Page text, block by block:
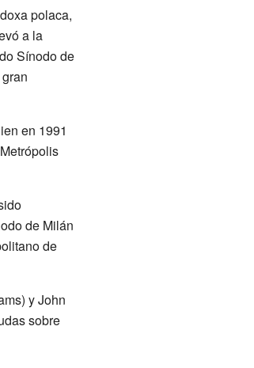
polaca,
a la
Sínodo de
en 1991
de Milán
de
y John
sobre